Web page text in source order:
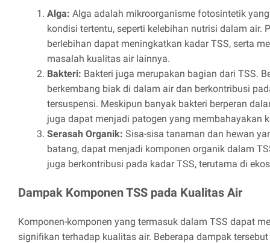
Alga: Alga adalah mikroorganisme fotosintetik
kondisi tertentu, seperti kelebihan nutrisi dalam air.
berlebihan dapat meningkatkan kadar TSS, serta
masalah kualitas air lainnya.
Bakteri: Bakteri juga merupakan bagian dari TSS.
berkembang biak di dalam air dan berkontribusi
tersuspensi. Meskipun banyak bakteri berperan
juga dapat menjadi patogen yang membahayakan
Serasah Organik: Sisa-sisa tanaman dan hewan
batang, dapat menjadi komponen organik dalam
juga berkontribusi pada kadar TSS, terutama di
Dampak Komponen TSS pada Kualitas Air
Komponen-komponen yang termasuk dalam TSS dapat
signifikan terhadap kualitas air. Beberapa dampak